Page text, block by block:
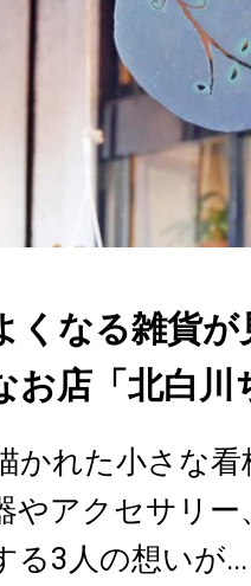
くなる雑貨
お店「北白川
かれた小さな
やアクセサリ
る3人の想いが...